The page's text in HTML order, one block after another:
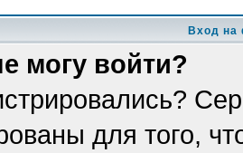
Вход на
могу войти?
для того,